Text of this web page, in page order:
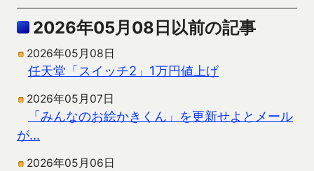
2026年05月08日以前の記事
2026年05月08日
任天堂「スイッチ2」1万円値上げ
2026年05月07日
「みんなのお絵かきくん」を更新せよとメール
が…
2026年05月06日